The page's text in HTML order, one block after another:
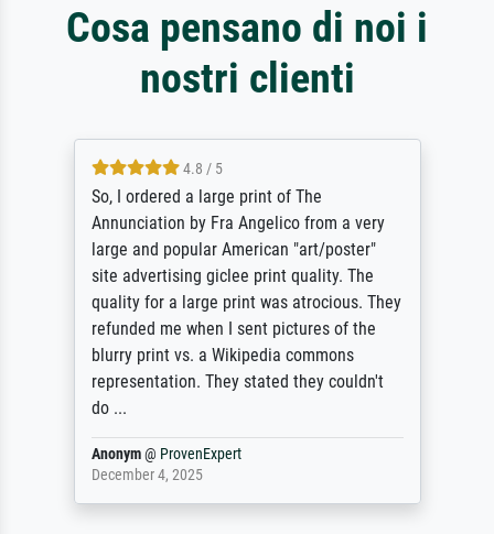
Cosa pensano di noi i
nostri clienti
4.8 / 5
So, I ordered a large print of The
Annunciation by Fra Angelico from a very
large and popular American "art/poster"
site advertising giclee print quality. The
quality for a large print was atrocious. They
refunded me when I sent pictures of the
blurry print vs. a Wikipedia commons
representation. They stated they couldn't
do ...
Anonym@ ProvenExpert
December 4, 2025